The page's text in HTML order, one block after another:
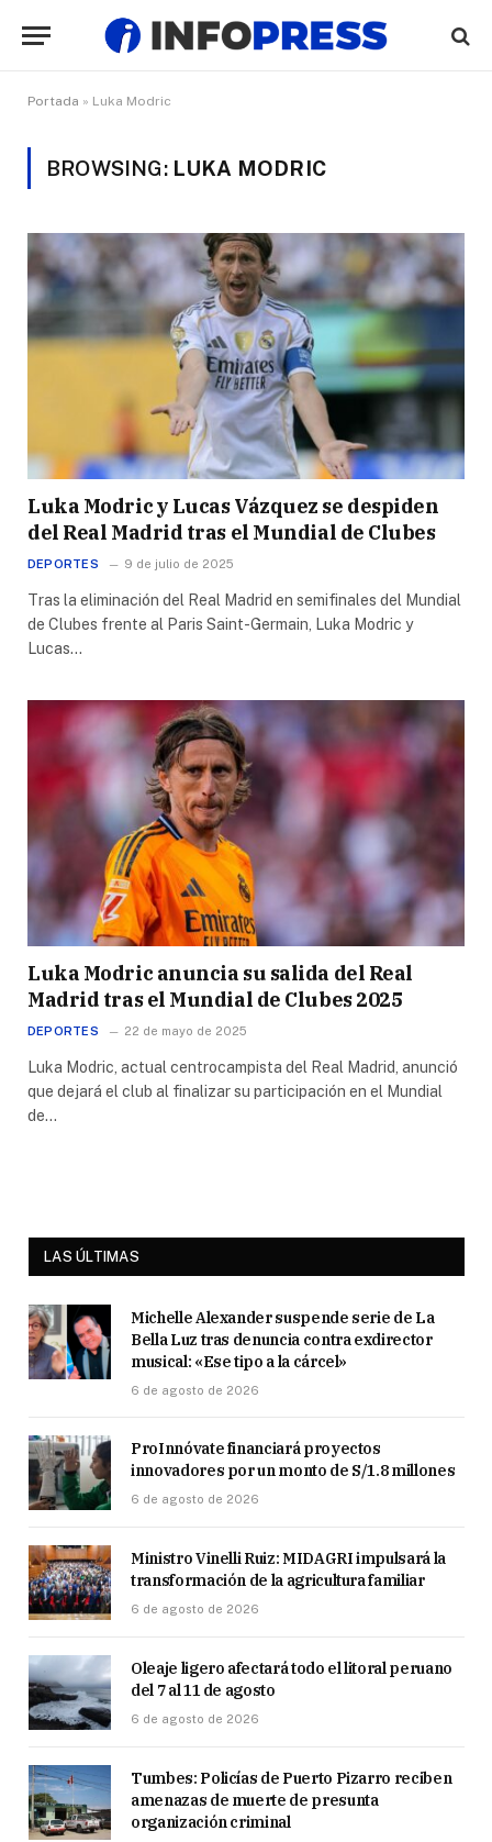
Portada » Luka Modric
BROWSING: LUKA MODRIC
Luka Modric y Lucas Vázquez se despiden
del Real Madrid tras el Mundial de Clubes
DEPORTES 9 de julio de 2025
Tras la eliminación del Real Madrid en semifinales del Mundial
de Clubes frente al Paris Saint-Germain, Luka Modric y
Lucas…
Luka Modric anuncia su salida del Real
Madrid tras el Mundial de Clubes 2025
DEPORTES 22 de mayo de 2025
Luka Modric, actual centrocampista del Real Madrid, anunció
que dejará el club al finalizar su participación en el Mundial
de…
LAS ÚLTIMAS
Michelle Alexander suspende serie de La
Bella Luz tras denuncia contra exdirector
musical: «Ese tipo a la cárcel»
6 de agosto de 2026
ProInnóvate financiará proyectos
innovadores por un monto de S/1.8 millones
6 de agosto de 2026
Ministro Vinelli Ruiz: MIDAGRI impulsará la
transformación de la agricultura familiar
6 de agosto de 2026
Oleaje ligero afectará todo el litoral peruano
del 7 al 11 de agosto
6 de agosto de 2026
Tumbes: Policías de Puerto Pizarro reciben
amenazas de muerte de presunta
organización criminal